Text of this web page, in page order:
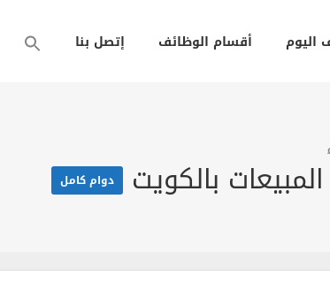
اليوم أقسام الوظائف إتصل بنا
بالكويت دوام كامل